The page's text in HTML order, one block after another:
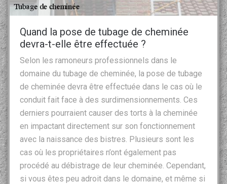
Quand la pose de tubage de cheminée
devra-t-elle être effectuée ?
Selon les ramoneurs professionnels dans le
domaine du tubage de cheminée, la pose de tubage
de cheminée devra être effectuée dans le cas où le
conduit fait face à des surdimensionnements. Ces
derniers pourraient causer des torts à la cheminée
en impactant directement sur son fonctionnement
avec la naissance des bistres. Plusieurs sont les
cas où les propriétaires n’ont également pas
procédé au débistrage de leur cheminée. Cependant,
si vous êtes peu adroit dans le domaine, et même si